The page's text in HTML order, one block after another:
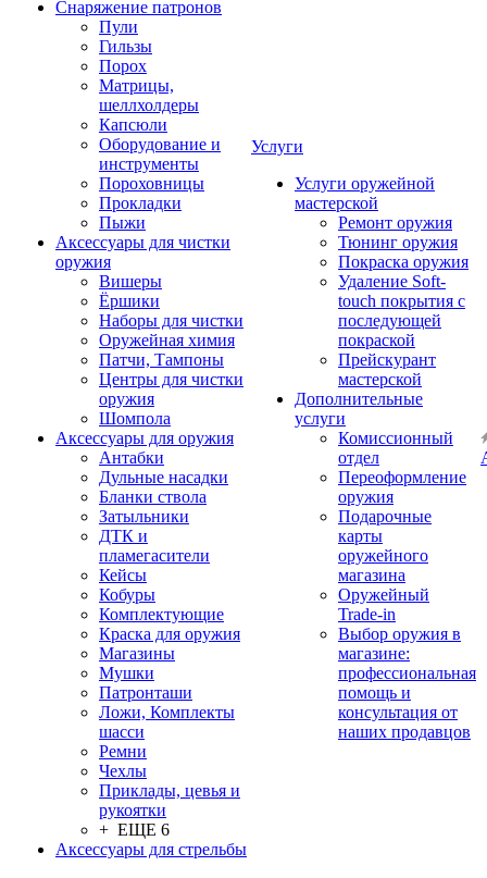
Снаряжение патронов
Пули
Гильзы
Порох
Матрицы,
шеллхолдеры
Капсюли
Оборудование и
инструменты
Пороховницы
Прокладки
Пыжи
Аксессуары для чистки
оружия
Вишеры
Ёршики
Наборы для чистки
Оружейная химия
Патчи, Тампоны
Центры для чистки
оружия
Шомпола
Аксессуары для оружия
Антабки
Дульные насадки
Бланки ствола
Затыльники
ДТК и
пламегасители
Кейсы
Кобуры
Комплектующие
Краска для оружия
Магазины
Мушки
Патронташи
Ложи, Комплекты
шасси
Ремни
Чехлы
Приклады, цевья и
рукоятки
+ ЕЩЕ 6
Аксессуары для стрельбы
Услуги
Услуги оружейной
мастерской
Ремонт оружия
Тюнинг оружия
Покраска оружия
Удаление Soft-
touch покрытия с
последующей
покраской
Прейскурант
мастерской
Дополнительные
услуги
Комиссионный
отдел
Переоформление
оружия
Подарочные
карты
оружейного
магазина
Оружейный
Trade-in
Выбор оружия в
магазине:
профессиональная
помощь и
консультация от
наших продавцов